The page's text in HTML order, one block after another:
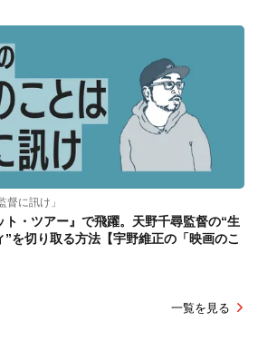
に訊け」
ト・ツアー』で飛躍。天野千尋監督の“生
を切り取る方法【宇野維正の「映画のこ
一覧を見る